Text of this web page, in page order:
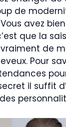
de
avez
que la
de
Pour
il suffit